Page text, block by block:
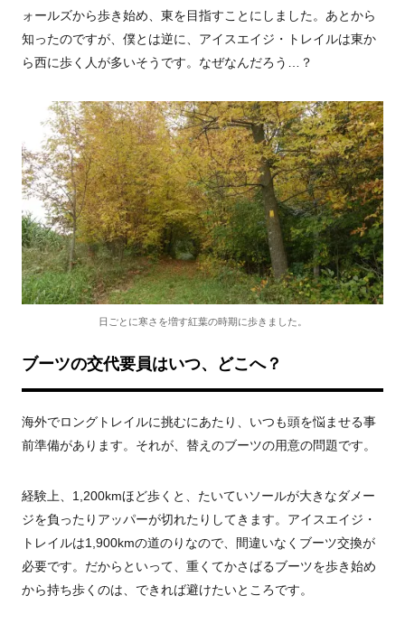
ォールズから歩き始め、東を目指すことにしました。あとから
知ったのですが、僕とは逆に、アイスエイジ・トレイルは東か
ら西に歩く人が多いそうです。なぜなんだろう…？
日ごとに寒さを増す紅葉の時期に歩きました。
ブーツの交代要員はいつ、どこへ？
海外でロングトレイルに挑むにあたり、いつも頭を悩ませる事
前準備があります。それが、替えのブーツの用意の問題です。
経験上、1,200kmほど歩くと、たいていソールが大きなダメー
ジを負ったりアッパーが切れたりしてきます。アイスエイジ・
トレイルは1,900kmの道のりなので、間違いなくブーツ交換が
必要です。だからといって、重くてかさばるブーツを歩き始め
から持ち歩くのは、できれば避けたいところです。